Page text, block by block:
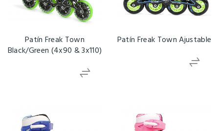
Patín Freak Town
Black/Green (4x90 & 3x110)
Patín Freak Town Ajustable